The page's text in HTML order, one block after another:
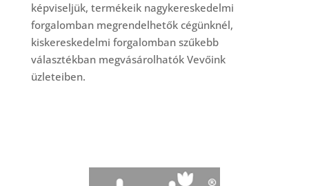
képviseljük, termékeik nagykereskedelmi
forgalomban megrendelhetők cégünknél,
kiskereskedelmi forgalomban szűkebb
választékban megvásárolhatók Vevőink
üzleteiben.